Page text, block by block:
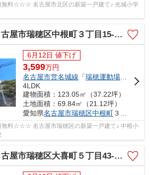
料☆☆☆ 名古屋市北区の新築一戸建て♪ 光城小学
市瑞穂区中根町３丁目15-3【仲介手数料無料】新築一戸建て
6月12日 値下げ
3,599万円
名古屋市営名城線 「瑞穂運動場東
」駅
4LDK
建物面積：123.05㎡（37.22坪）
土地面積：69.84㎡（21.12坪）
愛知県名古屋市瑞穂区中根町３丁目15-3
料☆☆☆ 名古屋市瑞穂区の新築一戸建て♪ 中根小
市瑞穂区大喜町５丁目43-1【仲介手数料無料】新築一戸建て